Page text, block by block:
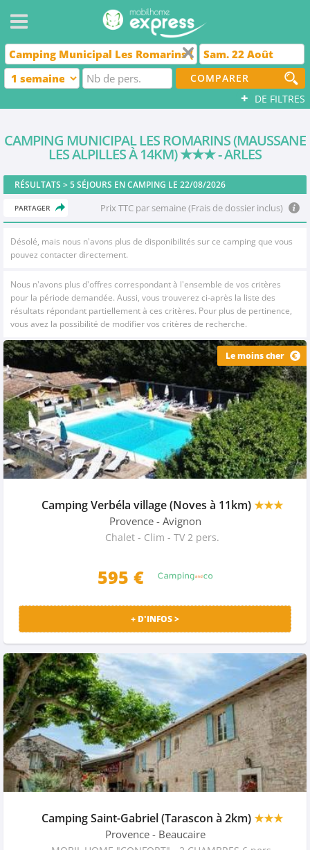
COMPARER
+ DE FILTRES
CAMPING MUNICIPAL LES ROMARINS (MAUSSANE
LES ALPILLES À 14KM)★★★- ARLES
RÉSULTATS >5SÉJOURS EN CAMPING LE 22/08/2026
PARTAGER Prix TTC par semaine (Frais de dossier inclus)
Désolé, mais nous n'avons plus de disponibilités sur ce camping que vous
pouvez contacter directement.
Nous n'avons plus d'offres correspondant à l'ensemble de vos critères
pour la période demandée. Aussi, vous trouverez ci-après la liste des
résultats répondant partiellement à ces critères. Pour plus de pertinence,
vous avez la possibilité de modifier vos critères de recherche.
Le moins cher
Camping Verbéla village (Noves à 11km)★★★
Provence - Avignon
Chalet - Clim - TV 2 pers.
595 €
+ D'INFOS >
Camping Saint-Gabriel (Tarascon à 2km)★★★
Provence - Beaucaire